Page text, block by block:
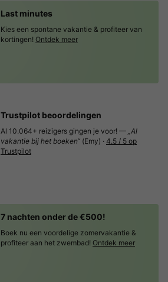
Last minutes
Kies een spontane vakantie & profiteer van
kortingen! Ontdek meer
Trustpilot beoordelingen
Al 10.064+ reizigers gingen je voor! — „Al
vakantie bij het boeken“ (Emy) · 4.5 / 5 op
Trustpilot
7 nachten onder de €500!
Boek nu een voordelige zomervakantie &
profiteer aan het zwembad! Ontdek meer